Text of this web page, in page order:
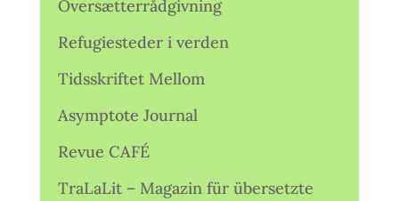
Oversætterrådgivning
Refugiesteder i verden
Tidsskriftet Mellom
Asymptote Journal
Revue CAFÉ
TraLaLit – Magazin für übersetzte